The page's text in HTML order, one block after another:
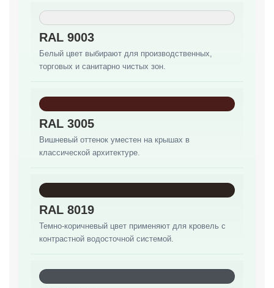
RAL 9003
Белый цвет выбирают для производственных,
торговых и санитарно чистых зон.
RAL 3005
Вишневый оттенок уместен на крышах в
классической архитектуре.
RAL 8019
Темно-коричневый цвет применяют для кровель с
контрастной водосточной системой.